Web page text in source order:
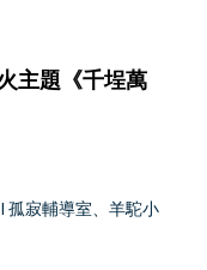
主題《千埕萬
孤寂輔導室、羊駝小